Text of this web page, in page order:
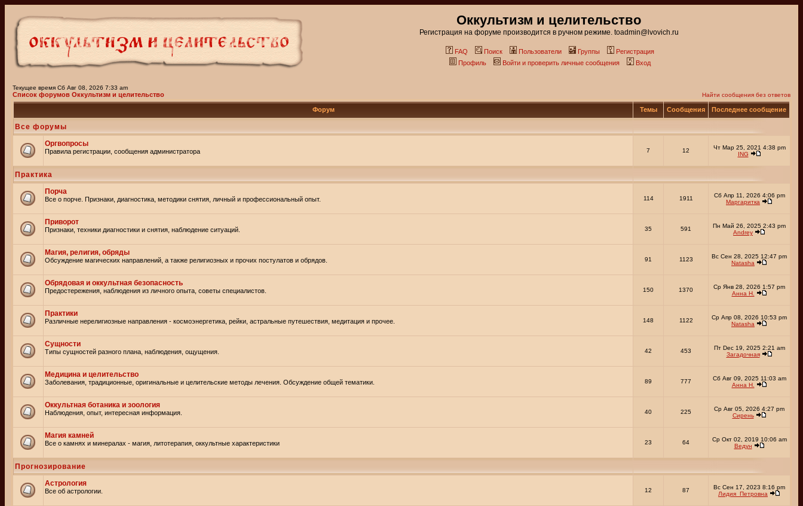
Оккультизм и целительство
Регистрация на форуме производится в ручном режиме. toadmin@lvovich.ru
FAQ Поиск Пользователи Группы
Регистрация
Профиль
Войти и проверить личные сообщения Вход
Текущее время Сб Авг 08, 2026 7:33 am
Список форумов Оккультизм и целительство Найти сообщения без ответов
Форум Темы Сообщения Последнее сообщение
Все форумы
Оргвопросы
Правила регистрации, сообщения администратора 7 12
Чт Мар 25, 2021 4:38 pm
ING
Практика
Порча
Все о порче. Признаки, диагностика, методики снятия, личный и профессиональный опыт. 114 1911
Сб Апр 11, 2026 4:06 pm
Маргаритка
Приворот
Признаки, техники диагностики и снятия, наблюдение ситуаций. 35 591
Пн Май 26, 2025 2:43 pm
Andrey
Магия, религия, обряды
Обсуждение магических направлений, а также религиозных и прочих постулатов и обрядов. 91 1123
Вс Сен 28, 2025 12:47 pm
Natasha
Обрядовая и оккультная безопасность
Предостережения, наблюдения из личного опыта, советы специалистов. 150 1370
Ср Янв 28, 2026 1:57 pm
Анна Н.
Практики
Различные нерелигиозные направления - космоэнергетика, рейки, астральные путешествия, медитация и прочее. 148 1122
Ср Апр 08, 2026 10:53 pm
Natasha
Сущности
Типы сущностей разного плана, наблюдения, ощущения. 42 453
Пт Dec 19, 2025 2:21 am
Загадочная
Медицина и целительство
Заболевания, традиционные, оригинальные и целительские методы лечения. Обсуждение общей тематики. 89 777
Сб Авг 09, 2025 11:03 am
Анна Н.
Оккультная ботаника и зоология
Наблюдения, опыт, интересная информация. 40 225
Ср Авг 05, 2026 4:27 pm
Сирень
Магия камней
Все о камнях и минералах - магия, литотерапия, оккультные характеристики 23 64
Ср Окт 02, 2019 10:06 am
Ведун
Прогнозирование
Астрология
Все об астрологии. 12 87
Вс Сен 17, 2023 8:16 pm
Лидия_Петровна